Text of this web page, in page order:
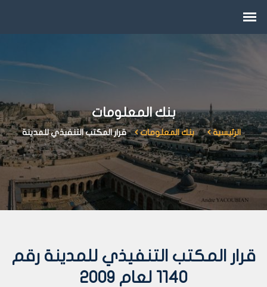
بنك المعلومات
الرئيسية بنك المعلومات قرار المكتب التنفيذي للمدينة
قرار المكتب التنفيذي للمدينة رقم
1140 لعام 2009